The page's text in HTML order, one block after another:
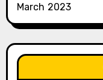
March 2023